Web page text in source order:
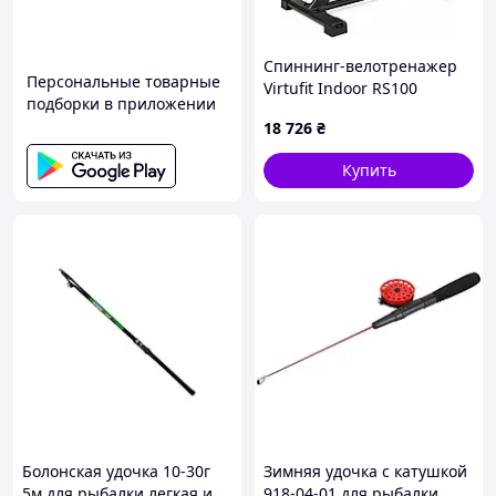
10) Бокс двусторонний Aquatech SW midi
station
С таким набором вы будете всегда с
уловом!
(Цвета приманок могут отличатся от фото!)
Персональные товарные
подборки в приложении
Спиннинг-велотренажер
Virtufit Indoor RS100
18 726 ₴
Купить
Болонская удочка 10-30г
Зимняя удочка с катушкой